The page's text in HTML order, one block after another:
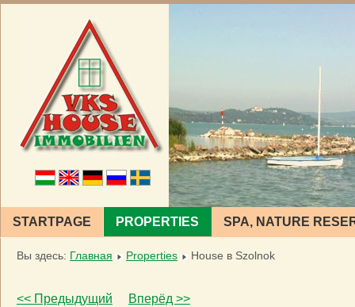
STARTPAGE PROPERTIES SPA, NATURE
Вы здесь: Главная Properties House в Szolnok
<< Предыдущий Вперёд >>